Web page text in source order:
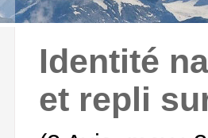
Identité
et repli